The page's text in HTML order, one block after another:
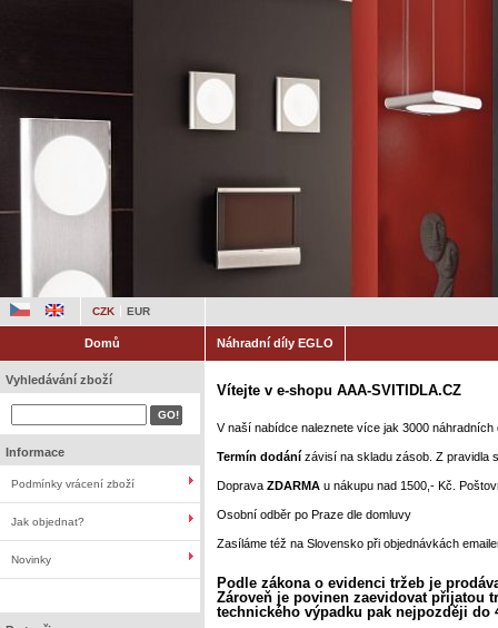
CZK EUR
Domů Náhradní díly EGLO
Vyhledávání zboží
Informace
Podmínky vrácení zboží
Jak objednat?
Novinky
Vítejte v e-shopu AAA-SVITIDLA.CZ
V naší nabídce naleznete více jak 3000
Termín dodání závisí na skladu zásob. Z pravidla
Doprava ZDARMA u nákupu nad 1500,- Kč.
Osobní odběr po Praze dle domluvy
Zasíláme též na Slovensko při objednávkách
Podle zákona o evidenci tržeb je
Zároveň je povinen zaevidovat přijatou
technického výpadku pak nejpozději do